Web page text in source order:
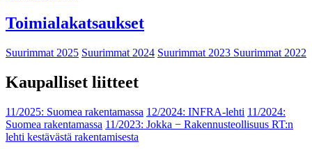
Toimialakatsaukset
Suurimmat 2025 Suurimmat 2024 Suurimmat 2023 Suurimmat 2022
Kaupalliset liitteet
11/2025: Suomea rakentamassa 12/2024: INFRA-lehti 11/2024:
Suomea rakentamassa 11/2023: Jokka − Rakennusteollisuus RT:n
lehti kestävästä rakentamisesta